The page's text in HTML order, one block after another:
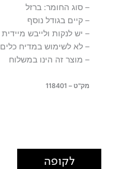
– סוג החומר: ברזל
– קיים בגודל נוסף
– יש לנקות ולייבש מיידית
– לא לשימוש במדיח כלים
– מוצר זה הינו במשלוח
מק"ט – 118401
לקופה